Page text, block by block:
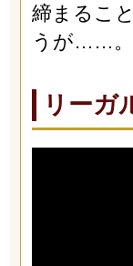
締まるこ
うが……。
リーガ